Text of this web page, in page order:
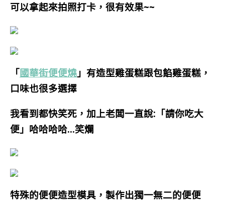
可以拿起來拍照打卡，很有效果~~
「國華街便便燒 」有造型雞蛋糕跟包餡雞蛋糕，
口味也很多選擇
我看到都快笑死，加上老闆一直說:「請你吃大
便」哈哈哈哈…笑爛
特殊的便便造型模具，製作出獨一無二的便便